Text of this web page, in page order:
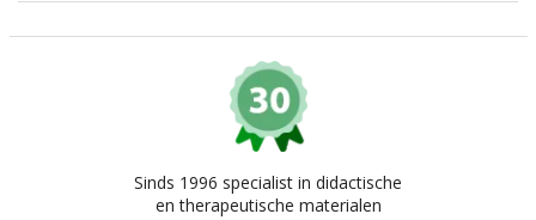
Sinds 1996 specialist in didactische
en therapeutische materialen